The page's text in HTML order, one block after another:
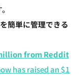
簡単に管理できる
from Reddit
has raised an $1